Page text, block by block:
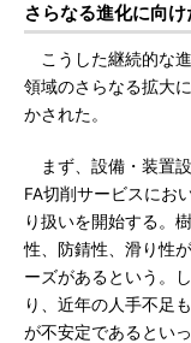
さらなる進化に向
こうした継続的な
領域のさらなる拡大
かされた。
まず、設備・装置
FA切削サービスにお
り扱いを開始する。
性、防錆性、滑り性
ーズがあるという。
り、近年の人手不足
が不安定であるとい